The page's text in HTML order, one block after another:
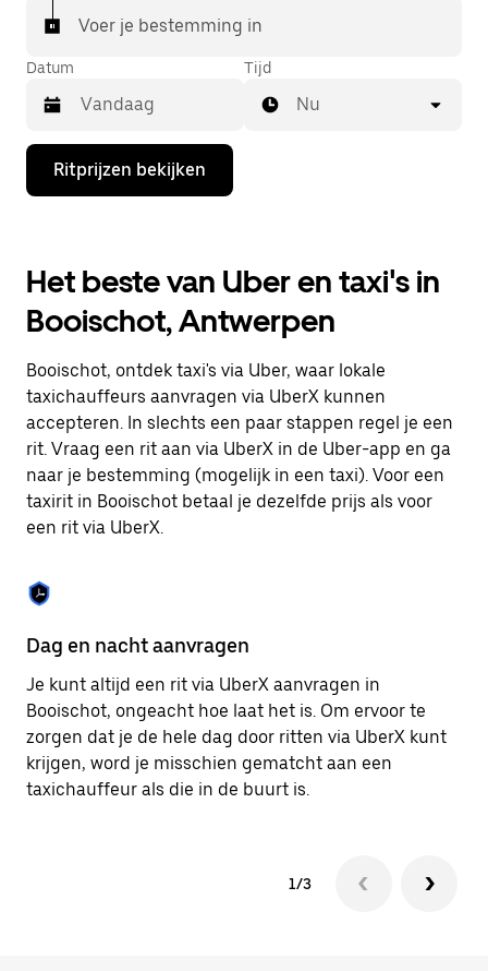
Voer je bestemming in
Datum
Druk
de
de
agenda
te
openen
een
datum
selecteren.
Druk
op
Escape
om
de
sluiten.
Tijd
Nu
Ritprijzen bekijken
Het beste van Uber en taxi's in
Booischot, Antwerpen
Booischot, ontdek taxi's via Uber, waar lokale
taxichauffeurs aanvragen via UberX kunnen
accepteren. In slechts een paar stappen regel je een
rit. Vraag een rit aan via UberX in de Uber-app en ga
naar je bestemming (mogelijk in een taxi). Voor een
taxirit in Booischot betaal je dezelfde prijs als voor
een rit via UberX.
Dag en nacht aanvragen
Je kunt altijd een rit via UberX aanvragen in
Booischot, ongeacht hoe laat het is. Om ervoor te
zorgen dat je de hele dag door ritten via UberX kunt
krijgen, word je misschien gematcht aan een
taxichauffeur als die in de buurt is.
1/3